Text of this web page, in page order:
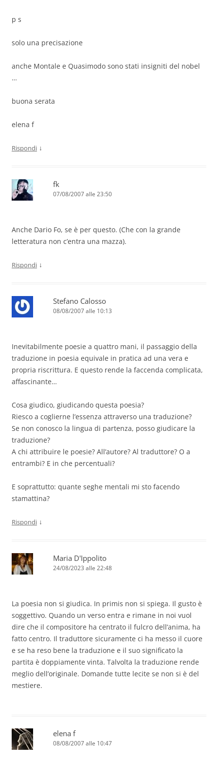
p s
solo una precisazione
anche Montale e Quasimodo sono stati insigniti del nobel
…
buona serata
elena f
Rispondi ↓
fk
07/08/2007 alle 23:50
Anche Dario Fo, se è per questo. (Che con la grande
letteratura non c’entra una mazza).
Rispondi ↓
Stefano Calosso
08/08/2007 alle 10:13
Inevitabilmente poesie a quattro mani, il passaggio della
traduzione in poesia equivale in pratica ad una vera e
propria riscrittura. E questo rende la faccenda complicata,
affascinante…
Cosa giudico, giudicando questa poesia?
Riesco a coglierne l’essenza attraverso una traduzione?
Se non conosco la lingua di partenza, posso giudicare la
traduzione?
A chi attribuire le poesie? All’autore? Al traduttore? O a
entrambi? E in che percentuali?
E soprattutto: quante seghe mentali mi sto facendo
stamattina?
Rispondi ↓
Maria D'Ippolito
24/08/2023 alle 22:48
La poesia non si giudica. In primis non si spiega. Il gusto è
soggettivo. Quando un verso entra e rimane in noi vuol
dire che il compositore ha centrato il fulcro dell’anima, ha
fatto centro. Il traduttore sicuramente ci ha messo il cuore
e se ha reso bene la traduzione e il suo significato la
partita è doppiamente vinta. Talvolta la traduzione rende
meglio dell’originale. Domande tutte lecite se non si è del
mestiere.
elena f
08/08/2007 alle 10:47